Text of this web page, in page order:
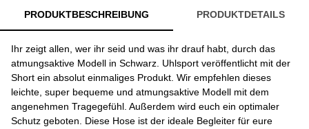
PRODUKTBESCHREIBUNG PRODUKTDETAILS
Ihr zeigt allen, wer ihr seid und was ihr drauf habt, durch das
atmungsaktive Modell in Schwarz. Uhlsport veröffentlicht mit der
Short ein absolut einmaliges Produkt. Wir empfehlen dieses
leichte, super bequeme und atmungsaktive Modell mit dem
angenehmen Tragegefühl. Außerdem wird euch ein optimaler
Schutz geboten. Diese Hose ist der ideale Begleiter für eure